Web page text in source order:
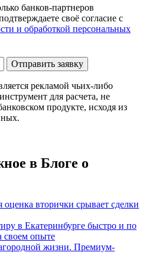
банков-партнеров
своё согласие с
и обработкой персональных
Отправить заявку
рекламой чьих-либо
для расчета, не
продукте, исходя из
в Блоге о
вторички срывает сделки
в Екатеринбурге быстро и по
своем опыте
жизни. Премиум-